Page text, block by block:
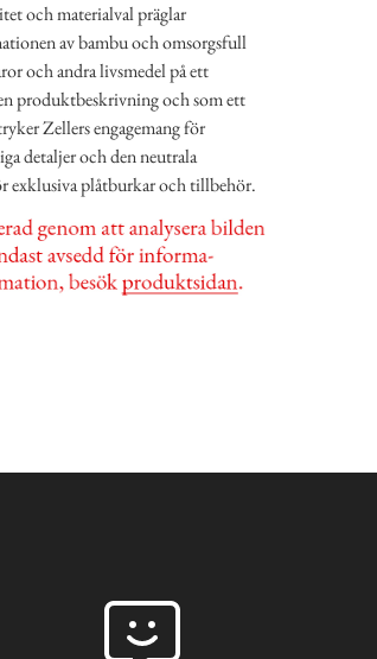
och materialval präglar
av bambu och omsorgsfull
och andra livsmedel på ett
produktbeskrivning och som ett
Zellers engagemang för
detaljer och den neutrala
exklusiva plåtburkar och tillbehör.